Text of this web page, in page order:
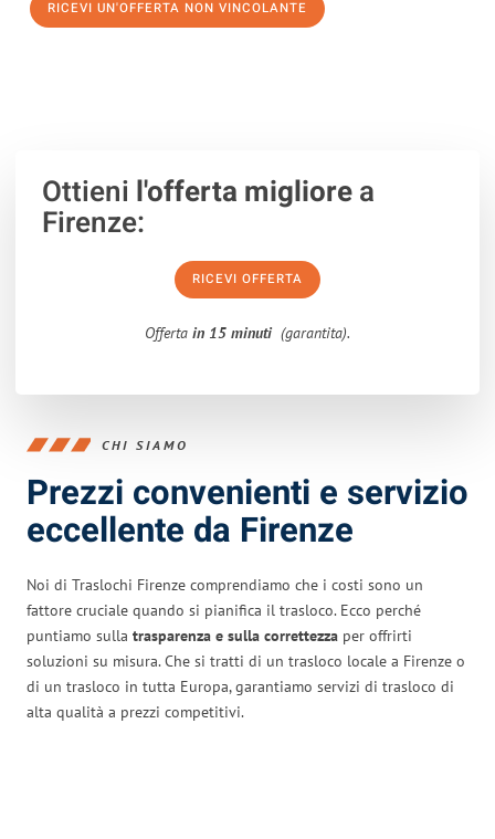
RICEVI UN'OFFERTA NON VINCOLANTE
Ottieni l'offerta migliorea
Firenze:
RICEVI OFFERTA
Offerta in 15 minuti (garantita).
CHI SIAMO
Prezzi convenienti e servizio
eccellente da Firenze
Noi di Traslochi Firenze comprendiamo che i costi sono un
fattore cruciale quando si pianifica il trasloco. Ecco perché
puntiamo sulla trasparenza e sulla correttezza per offrirti
soluzioni su misura. Che si tratti di un trasloco locale a Firenze o
di un trasloco in tutta Europa, garantiamo servizi di trasloco di
alta qualità a prezzi competitivi.